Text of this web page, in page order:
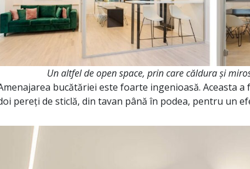
Un altfel de open space, prin care căldura și
bucătăriei este foarte ingenioasă. Aceasta
pereți de sticlă, din tavan până în podea, pentru un